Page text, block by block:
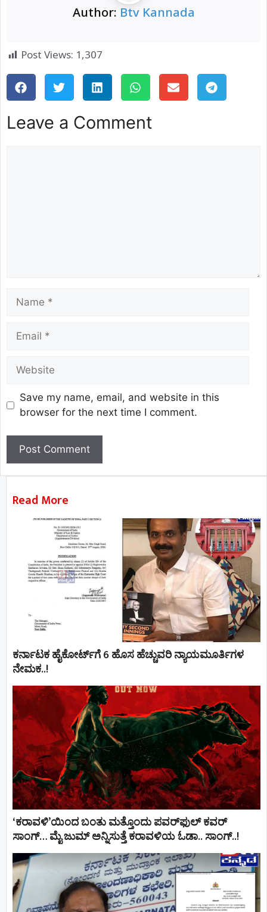
Author: Btv Kannada
Post Views: 1,307
Leave a Comment
Save my name, email, and website in this
browser for the next time I comment.
Read More
ಕರ್ನಾಟಕ ಹೈಕೋರ್ಟ್‌ಗೆ 6 ಹೊಸ ಹೆಚ್ಚುವರಿ ನ್ಯಾಯಮೂರ್ತಿಗಳ
ನೇಮಕ..!
‘ಕರಾವಳಿ’ಯಿಂದ ಬಂತು ಮತ್ತೊಂದು ಪವರ್‌ಫುಲ್ ಕವರ್
ಸಾಂಗ್… ಮೈ ಜುಮ್ ಅನ್ನಿಸುತ್ತೆ ಕರಾವಳಿಯ ಓಡಾ.. ಸಾಂಗ್‌..!